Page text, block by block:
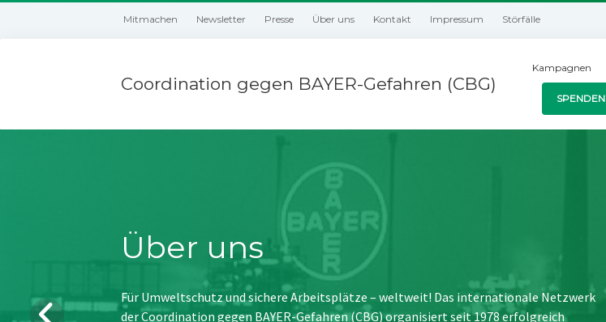
Mitmachen Newsletter Presse Über uns Kontakt Impressum Störfälle
Coordination gegen BAYER-Gefahren (CBG)
Kampagnen
SPENDEN
Über uns
Für Umweltschutz und sichere Arbeitsplätze – weltweit! Das internationale Netzwerk
der Coordination gegen BAYER-Gefahren (CBG) organisiert seit 1978 erfolgreich